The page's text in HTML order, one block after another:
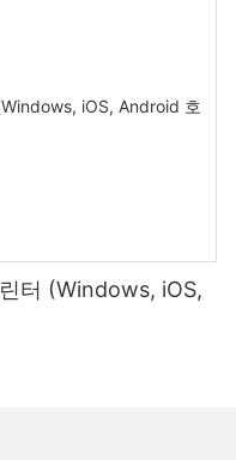
터 (Windows, iOS,